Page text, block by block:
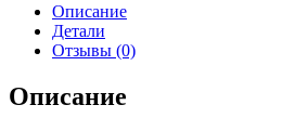
Вехове
Описание
Детали
Отзывы (0)
Описание